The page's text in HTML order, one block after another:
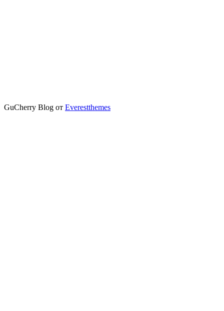
GuCherry Blog от Everestthemes